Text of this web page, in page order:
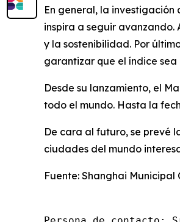
En general, la
inspira a seguir
y la sostenibilidad. Por
garantizar que el índice
Desde su lanzamiento, el
todo el mundo. Hasta la
De cara al futuro, se prevé
ciudades del mundo
Fuente: Shanghai